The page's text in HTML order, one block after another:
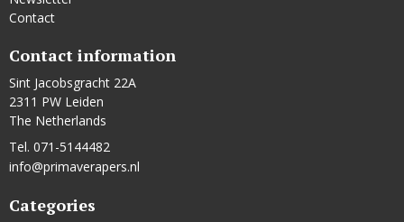
Contact
Contact information
Sint Jacobsgracht 22A
2311 PW Leiden
The Netherlands
Tel. 071-5144482
info@primaverapers.nl
Categories